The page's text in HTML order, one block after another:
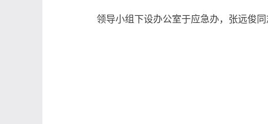
领导小组下设办公室于应急